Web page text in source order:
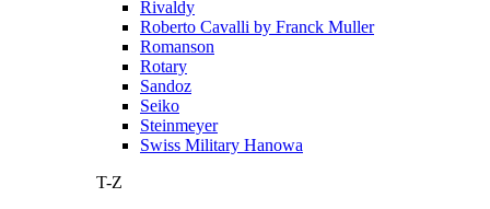
Rivaldy
Roberto Cavalli by Franck Muller
Romanson
Rotary
Sandoz
Seiko
Steinmeyer
Swiss Military Hanowa
T-Z